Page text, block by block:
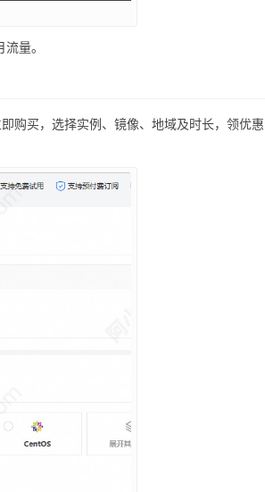
量。
购买，选择实例、镜像、地域及时长，领优惠